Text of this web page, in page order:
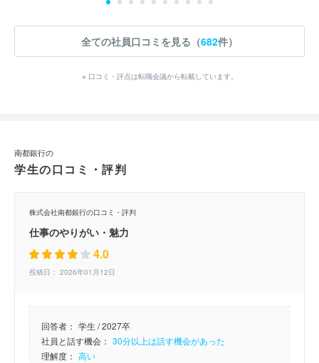
全ての社員口コミを見る（682件）
※ 口コミ・評点は転職会議から転載しています。
南都銀行の
学生の口コミ・評判
株式会社南都銀行の口コミ・評判
仕事のやりがい・魅力
4.0
投稿日： 2026年01月12日
回答者： 学生 / 2027卒
社員と話す機会： 30分以上は話す機会があった
理解度： 高い